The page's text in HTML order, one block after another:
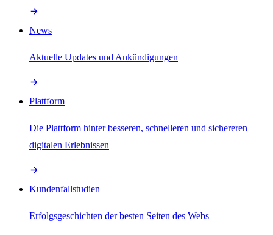
News
Aktuelle Updates und Ankündigungen
Plattform
Die Plattform hinter besseren, schnelleren und sichereren
digitalen Erlebnissen
Kundenfallstudien
Erfolgsgeschichten der besten Seiten des Webs